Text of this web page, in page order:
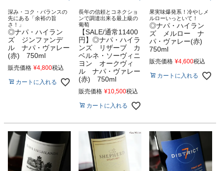
深み・コク・バランスの
先にある「余裕の旨
さ！」
◎ナパ・ハイラン
ズ ジンファンデ
ル ナパ・ヴァレー
(赤) 750ml
販売価格 ¥4,800税込
カートに入れる
長年の信頼とコネクショ
ンで調達出来る最上級の
葡萄
【SALE/通常11400
円】◎ナパ・ハイラ
ンズ リザーブ カ
ベルネ・ソーヴィニ
ヨン オークヴィ
ル ナパ・ヴァレー
(赤) 750ml
販売価格 ¥10,500税込
カートに入れる
果実味爆発系！冷やしメ
ルローいっといて！
◎ナパ・ハイラン
ズ メルロー ナ
パ・ヴァレー(赤)
750ml
販売価格 ¥4,600税込
カートに入れる